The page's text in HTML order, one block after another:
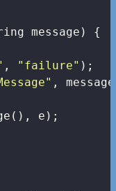
message)
{
, "failure" );
,
e);